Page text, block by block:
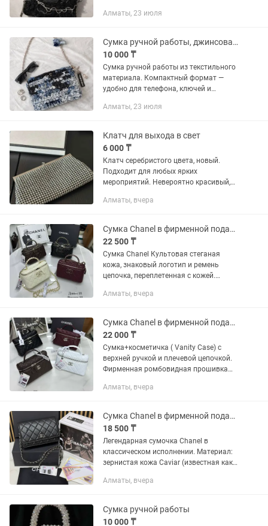
Подходит для повседневных образов и
Алматы, 23 июля
Сумка ручной работы, джинсовая, на цепочке
10 000 ₸
Сумка ручной работы из текстильного
материала. Компактный формат —
удобно для телефона, ключей и
Металлическая цепочка, плотная
Алматы, 23 июля
Клатч для выхода в свет
6 000 ₸
Клатч серебристого цвета, новый.
Подходит для любых ярких
мероприятий. Невероятно красивый,
отличное. Есть цепочка на плечо.
Алматы, вчера
Сумка Chanel в фирменной подарочной коробке
22 500 ₸
Сумка Chanel Культовая стеганая
кожа, знаковый логотип и ремень
цепочка, переплетенная с кожей.
Жёсткий каркас который отлично
Алматы, вчера
Сумка Chanel в фирменной подарочной коробке
22 000 ₸
Сумка+косметичка ( Vanity Case) с
верхней ручкой и плечевой цепочкой.
Фирменная ромбовидная прошивка
периметру верхней крышки. Верхняя
Алматы, вчера
Сумка Chanel в фирменной подарочной коробке
18 500 ₸
Легендарная сумочка Chanel в
классическом исполнении. Материал:
зернистая кожа Caviar (известная как
прочностью. Текстура: классическая
Алматы, вчера
Сумка ручной работы
10 000 ₸